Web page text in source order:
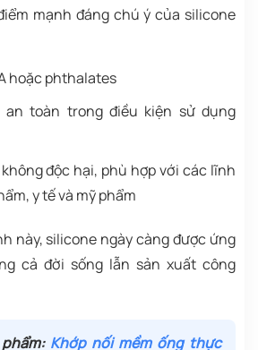
mạnh đáng chú ý của silicone
hoặc phthalates
toàn trong điều kiện sử dụng
độc hại, phù hợp với các lĩnh
y tế và mỹ phẩm
này, silicone ngày càng được ứng
cả đời sống lẫn sản xuất công
Khớp nối mềm ống thực